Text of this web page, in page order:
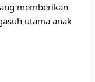
memberikan
utama anak